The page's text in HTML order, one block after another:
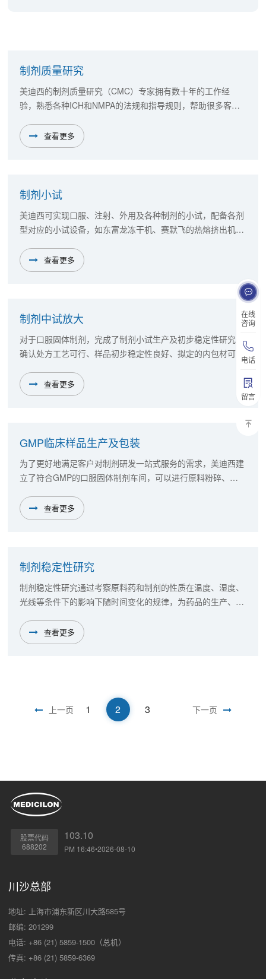
在线
咨询
电话
留言
制剂质量研究
美迪西的制剂质量研究（CMC）专家拥有数十年的工作经
验，熟悉各种ICH和NMPA的法规和指导规则，帮助很多客户
供了可靠的数据。其中，我们成功地协助众多客户完成了创新
药和仿制药的NMPA和FDA申报。
查看更多
制剂小试
美迪西可实现口服、注射、外用及各种制剂的小试，配备各剂
型对应的小试设备，如东富龙冻干机、赛默飞的热熔挤出机、
查看更多
制剂中试放大
对于口服固体制剂，完成了制剂小试生产及初步稳定性研究，
确认处方工艺可行、样品初步稳定性良好、拟定的内包材可以
等。
查看更多
GMP临床样品生产及包装
为了更好地满足客户对制剂研发一站式服务的需求，美迪西建
立了符合GMP的口服固体制剂车间，可以进行原料粉碎、称
等，同时提升了药品生产和质量管理体系水平。这样不仅可以
为客户开展仿制药的研发、检验和稳定性研究，还可以开展创
查看更多
制剂稳定性研究
制剂稳定性研究通过考察原料药和制剂的性质在温度、湿度、
光线等条件下的影响下随时间变化的规律，为药品的生产、包
床用药安全有效。稳定性研究是药品质量控制研究的主要内容
之一，与药品质量研究和质量标准的建立紧密相关。
查看更多
上一页 1 2 3 下一页
股票代码
688202
103.10
PM 16:46•2026-08-10
川沙总部
地址: 上海市浦东新区川大路585号
邮编: 201299
电话: +86 (21) 5859-1500（总机）
传真: +86 (21) 5859-6369